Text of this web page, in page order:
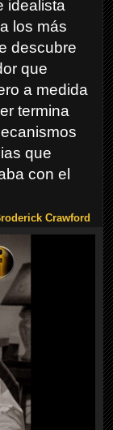
idealista
los más
descubre
que
a medida
termina
que
con el
Crawford